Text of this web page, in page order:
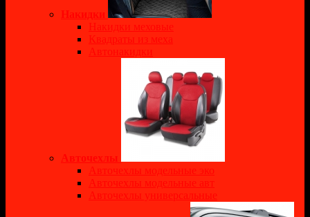
Накидки
Накидки меховые
Квадраты из меха
Автонакидки
Авточехлы
Авточехлы модельные эко
Авточехлы модельные авт
Авточехлы универсальные